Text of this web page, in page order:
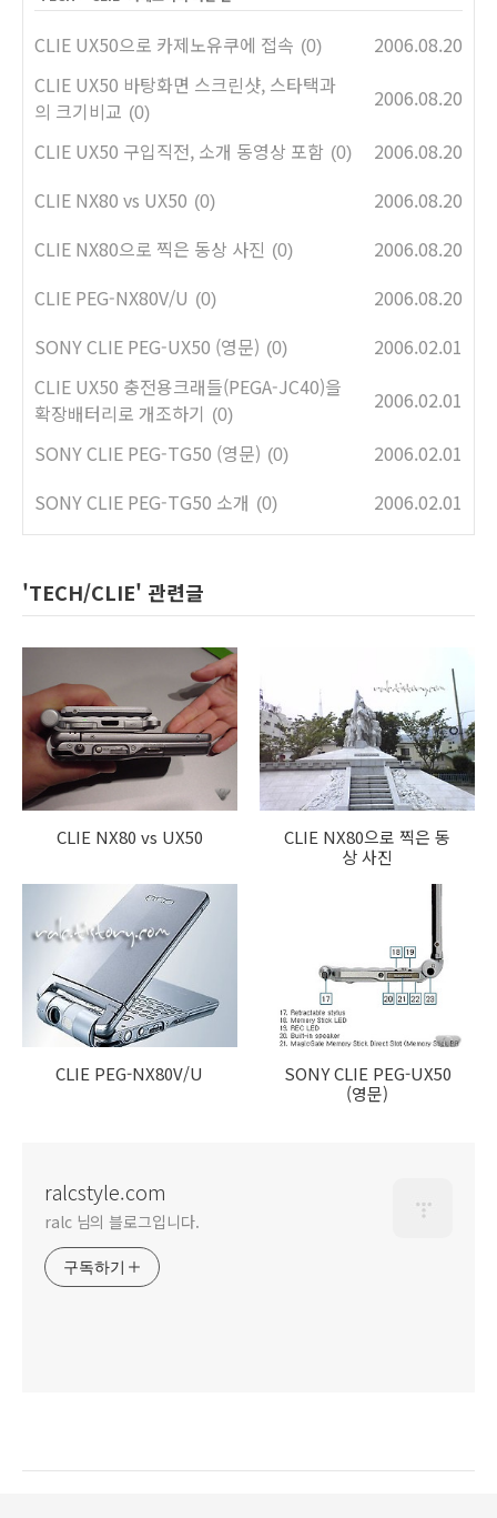
CLIE UX50으로 카제노유쿠에 접속 (0)
2006.08.20
CLIE UX50 바탕화면 스크린샷, 스타택과
의 크기비교 (0)
2006.08.20
CLIE UX50 구입직전, 소개 동영상 포함 (0)
2006.08.20
CLIE NX80 vs UX50 (0)
2006.08.20
CLIE NX80으로 찍은 동상 사진 (0)
2006.08.20
CLIE PEG-NX80V/U (0)
2006.08.20
SONY CLIE PEG-UX50 (영문) (0)
2006.02.01
CLIE UX50 충전용크래들(PEGA-JC40)을
확장배터리로 개조하기 (0)
2006.02.01
SONY CLIE PEG-TG50 (영문) (0)
2006.02.01
SONY CLIE PEG-TG50 소개 (0) 2006.02.01
'TECH/CLIE' 관련글
CLIE NX80 vs UX50
CLIE NX80으로 찍은 동
상 사진
CLIE PEG-NX80V/U
SONY CLIE PEG-UX50
(영문)
ralcstyle.com
ralc 님의 블로그입니다.
구독하기